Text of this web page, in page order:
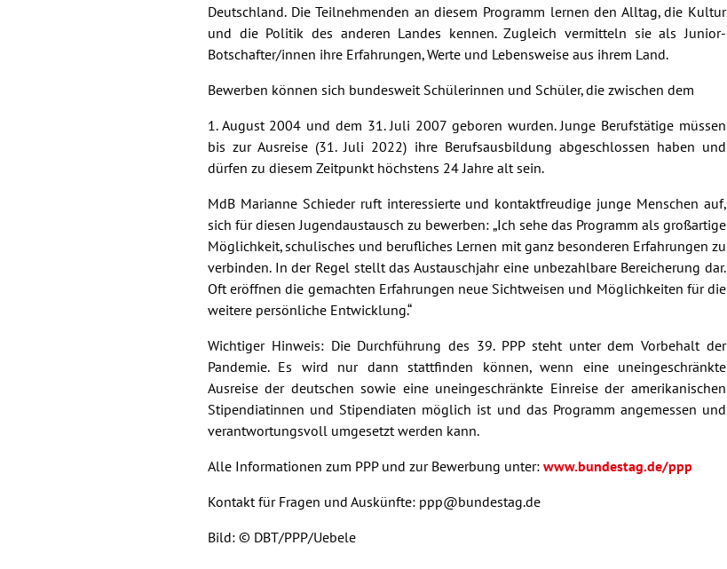
Deutschland. Die Teilnehmenden an diesem Programm lernen den Alltag, die Kultur
und die Politik des anderen Landes kennen. Zugleich vermitteln sie als Junior-
Botschafter/innen ihre Erfahrungen, Werte und Lebensweise aus ihrem Land.
Bewerben können sich bundesweit Schülerinnen und Schüler, die zwischen dem
1. August 2004 und dem 31. Juli 2007 geboren wurden. Junge Berufstätige müssen
bis zur Ausreise (31. Juli 2022) ihre Berufsausbildung abgeschlossen haben und
dürfen zu diesem Zeitpunkt höchstens 24 Jahre alt sein.
MdB Marianne Schieder ruft interessierte und kontaktfreudige junge Menschen auf,
sich für diesen Jugendaustausch zu bewerben: „Ich sehe das Programm als großartige
Möglichkeit, schulisches und berufliches Lernen mit ganz besonderen Erfahrungen zu
verbinden. In der Regel stellt das Austauschjahr eine unbezahlbare Bereicherung dar.
Oft eröffnen die gemachten Erfahrungen neue Sichtweisen und Möglichkeiten für die
weitere persönliche Entwicklung.“
Wichtiger Hinweis: Die Durchführung des 39. PPP steht unter dem Vorbehalt der
Pandemie. Es wird nur dann stattfinden können, wenn eine uneingeschränkte
Ausreise der deutschen sowie eine uneingeschränkte Einreise der amerikanischen
Stipendiatinnen und Stipendiaten möglich ist und das Programm angemessen und
verantwortungsvoll umgesetzt werden kann.
Alle Informationen zum PPP und zur Bewerbung unter: www.bundestag.de/ppp
Kontakt für Fragen und Auskünfte: ppp@bundestag.de
Bild: © DBT/PPP/Uebele